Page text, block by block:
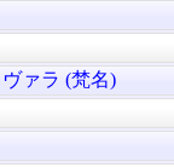
ァラ (梵名)